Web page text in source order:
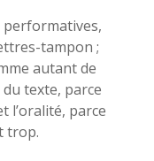
performatives,
tampon ;
autant de
texte, parce
l’oralité, parce
trop.